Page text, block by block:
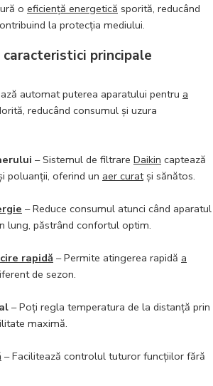
o eficiență energetică sporită, reducând
la protecția mediului.
principale
automat puterea aparatului pentru a
reducând consumul și uzura
– Sistemul de filtrare Daikin captează
poluanții, oferind un aer curatși sănătos.
– Reduce consumul atunci când aparatul
lung, păstrând confortul optim.
rapidă – Permite atingerea rapidă a
de sezon.
– Poți regla temperatura de la distanță prin
maximă.
– Facilitează controlul tuturor funcțiilor fără